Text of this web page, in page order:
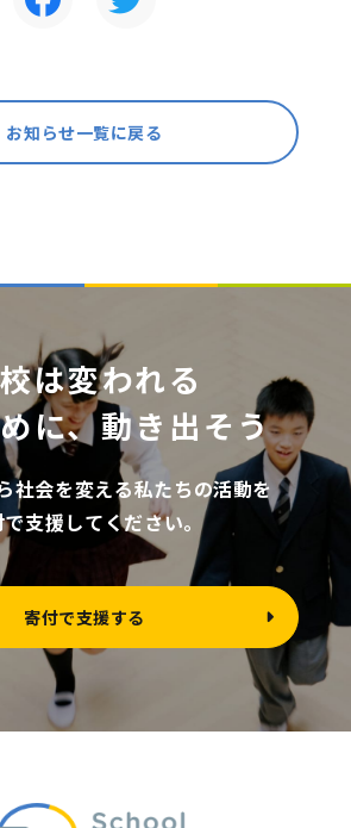
お知らせ一覧に戻る
は変われる
に、動き出そう
社会を変える私たちの活動を
支援してください。
寄付で支援する